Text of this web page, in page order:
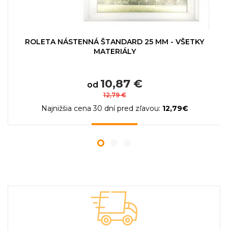
ROLETA NÁSTENNÁ ŠTANDARD 25 MM - VŠETKY
MATERIÁLY
od 10,87 €
12,79 €
Najnižšia cena 30 dní pred zľavou: 12,79€